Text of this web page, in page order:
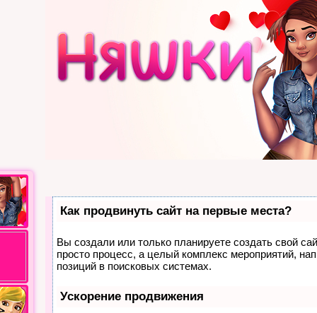
Как продвинуть сайт на первые места?
Вы создали или только планируете создать свой
просто процесс, а целый комплекс мероприятий,
позиций в поисковых системах.
Ускорение продвижения